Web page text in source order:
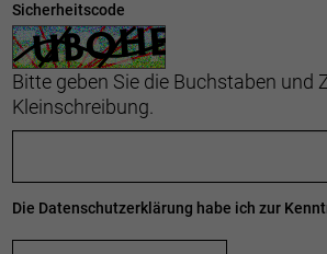
Sicherheitscode
Bitte geben Sie die Buchstaben und
Kleinschreibung.
Die Datenschutzerklärung habe ich zur